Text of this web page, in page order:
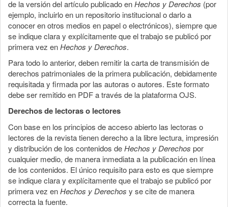
de la versión del artículo publicado enHechos y Derechos (por
ejemplo, incluirlo en un repositorio institucional o darlo a
conocer en otros medios en papel o electrónicos), siempre que
se indique clara y explícitamente que el trabajo se publicó por
primera vez enHechos y Derechos.
Para todo lo anterior, deben remitir la carta de transmisión de
derechos patrimoniales de la primera publicación, debidamente
requisitada y firmada por las autoras o autores. Este formato
debe ser remitido en PDF a través de la plataforma OJS.
Derechos de lectoras o lectores
Con base en los principios de acceso abierto las lectoras o
lectores de la revista tienen derecho a la libre lectura, impresión
y distribución de los contenidos deHechos y Derechos por
cualquier medio, de manera inmediata a la publicación en línea
de los contenidos. El único requisito para esto es que siempre
se indique clara y explícitamente que el trabajo se publicó por
primera vez enHechos y Derechos y se cite de manera
correcta la fuente.